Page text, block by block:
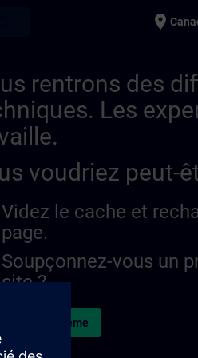
place
rentrons des
Les
voudriez peut-
Videz le cache et
page.
Soupçonnez-vous un
site ?
le problème